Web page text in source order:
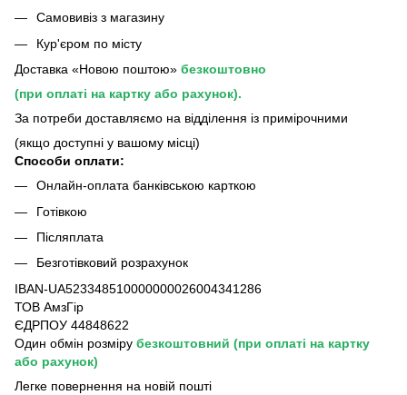
Самовивіз з магазину
Кур'єром по місту
Доставка «Новою поштою» безкоштовно
(при оплаті на картку або рахунок).
За потреби доставляємо на відділення із примірочними
(якщо доступні у вашому місці)
Способи оплати:
Онлайн-оплата банківською карткою
Готівкою
Післяплата
Безготівковий розрахунок
IBAN-UA523348510000000026004341286
ТОВ АмзГір
ЄДРПОУ 44848622
Один обмін розміру безкоштовний (при оплаті на картку
або рахунок)
Легке повернення на новій пошті